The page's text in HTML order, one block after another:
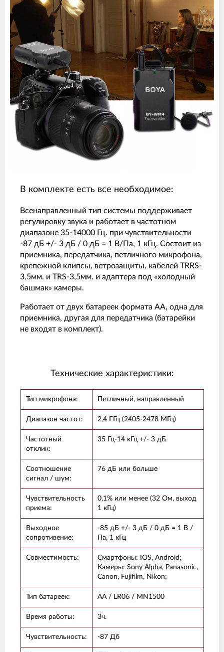
В комплекте есть все необходимое:
Всенаправленный тип системы поддерживает
регулировку звука и работает в частотном
диапазоне 35-14000 Гц. при чувствительности
-87 дБ +/- 3 дБ / 0 дБ = 1 В/Па, 1 кГц. Состоит из
приемника, передатчика, петличного микрофона,
крепежной клипсы, ветрозащиты, кабелей TRRS-
3,5мм. и TRS-3,5мм. и адаптера под «холодный
башмак» камеры.
Работает от двух батареек формата АА, одна для
приемника, другая для передатчика (батарейки
не входят в комплект).
Технические характеристики:
Тип микрофона: Петличный, направленный
Диапазон частот: 2,4 ГГц (2405-2478 МГц)
Частотный
отклик:
35 Гц-14 кГц +/- 3 дБ
Соотношение
сигнал / шум:
76 дБ или больше
Чувствительность
приема:
0,1% или менее (32 Ом, выход
1 кГц)
Выходное
сопротивение:
-85 дБ +/- 3 дБ / 0 дБ = 1 В /
Па, 1 кГц
Совместимость:
Смартфоны: IOS, Android;
Камеры: Sony Alpha, Panasonic,
Canon, Fujifilm, Nikon;
Тип батареек: AA / LR06 / MN1500
Время работы: 3ч.
Чувствительность: -87 Дб